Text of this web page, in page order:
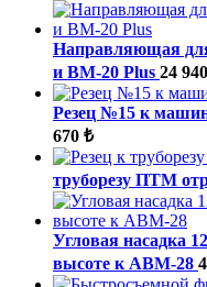
Направляющая
и BM-20 Plus 24
Резец №15 к
670 ₺
труборезу ПТМ
Угловая насадка
высоте к АВМ-28